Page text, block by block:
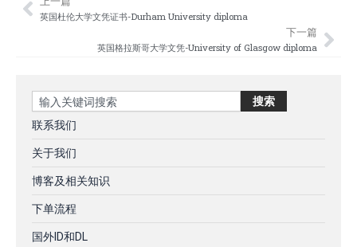
Prev
英国杜伦大学文凭证书-Durham University diploma
下一篇
英国格拉斯哥大学文凭-University of Glasgow diploma
Search 搜索
联系我们
关于我们
博客及相关知识
下单流程
国外ID和DL